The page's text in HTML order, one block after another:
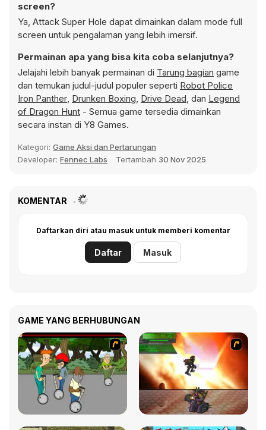
screen?
Ya, Attack Super Hole dapat dimainkan dalam mode full
screen untuk pengalaman yang lebih imersif.
Permainan apa yang bisa kita coba selanjutnya?
Jelajahi lebih banyak permainan di Tarung bagian game
dan temukan judul-judul populer seperti Robot Police
Iron Panther, Drunken Boxing, Drive Dead, dan Legend
of Dragon Hunt - Semua game tersedia dimainkan
secara instan di Y8 Games.
Kategori: Game Aksi dan Pertarungan
Developer: Fennec Labs Tertambah 30 Nov 2025
KOMENTAR
Daftarkan diri atau masuk untuk memberi komentar
Daftar Masuk
GAME YANG BERHUBUNGAN